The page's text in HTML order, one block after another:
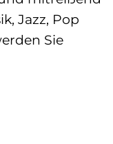
Jazz, Pop
Sie